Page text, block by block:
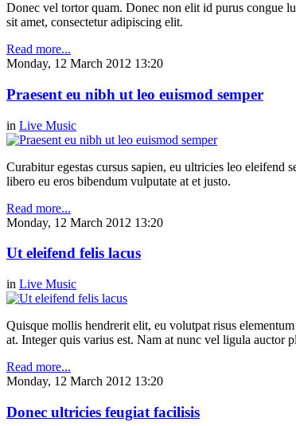
Donec vel tortor quam. Donec non elit id purus congue
sit amet, consectetur adipiscing elit.
Read more...
Monday, 12 March 2012 13:20
Praesent eu nibh ut leo euismod semper
in Live Music
Curabitur egestas cursus sapien, eu ultricies leo
libero eu eros bibendum vulputate at et justo.
Read more...
Monday, 12 March 2012 13:20
Ut eleifend felis lacus
in Live Music
Quisque mollis hendrerit elit, eu volutpat risus
at. Integer quis varius est. Nam at nunc vel ligula auctor
Read more...
Monday, 12 March 2012 13:20
Donec ultricies feugiat facilisis